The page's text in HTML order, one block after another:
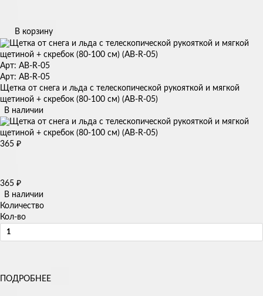
В корзину
Арт: AB-R-05
Арт: AB-R-05
Щетка от снега и льда с телескопической рукояткой и мягкой
щетиной + скребок (80-100 см) (AB-R-05)
В наличии
365 ₽
365 ₽
В наличии
Количество
Кол-во
ПОДРОБНЕЕ